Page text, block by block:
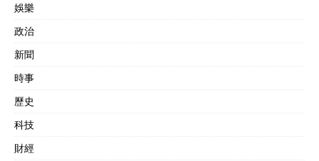
娛樂
政治
新聞
時事
歷史
科技
財經